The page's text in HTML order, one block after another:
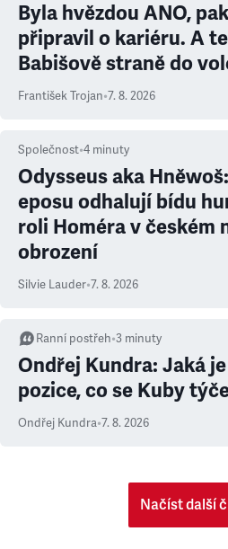
Byla hvězdou ANO,
připravil o kariéru. A
Babišově straně do
František Trojan•7. 8. 2026
Společnost•4 minuty
Odysseus aka
eposu odhalují bídu
roli Homéra v českém
obrození
Silvie Lauder•7. 8. 2026
Ranní postřeh•3 minuty
Ondřej Kundra: Jaká
pozice, co se Kuby
Ondřej Kundra•7. 8. 2026
Načíst další